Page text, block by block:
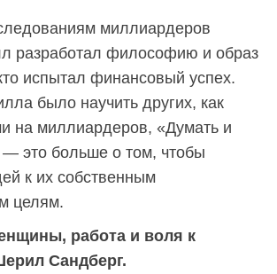
миллиардеров
разработал философию и образ
испытал финансовый успех.
было научить других, как
на миллиардеров, «Думать и
— это больше о том, чтобы
к их собственным
целям.
работа и воля к
Сандберг.